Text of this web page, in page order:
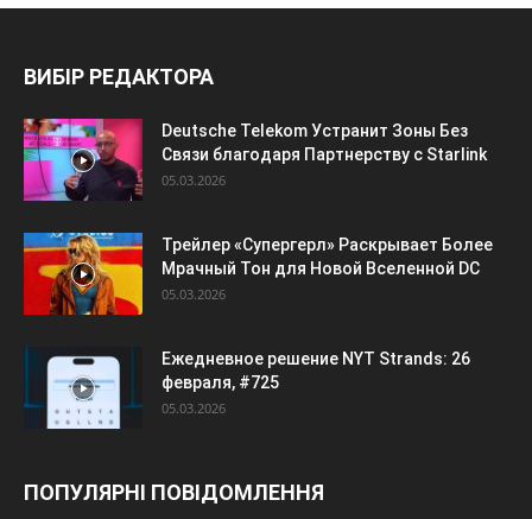
ВИБІР РЕДАКТОРА
Deutsche Telekom Устранит Зоны Без
Связи благодаря Партнерству с Starlink
05.03.2026
Трейлер «Супергерл» Раскрывает Более
Мрачный Тон для Новой Вселенной DC
05.03.2026
Ежедневное решение NYT Strands: 26
февраля, #725
05.03.2026
ПОПУЛЯРНІ ПОВІДОМЛЕННЯ